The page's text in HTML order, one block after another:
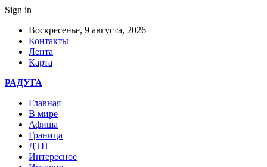
Sign in
Воскресенье, 9 августа, 2026
Контакты
Лента
Карта
РАДУГА
Главная
В мире
Афиша
Граница
ДТП
Интересное